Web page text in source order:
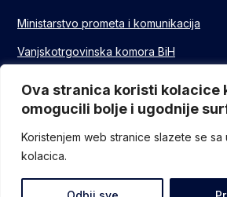
Ova stranica koristi kolacice
omogucili bolje i ugodnije
Koristenjem web stranice slazete se sa
kolacica.
Ministarstvo prometa i komunikacija
Vanjskotrgovinska komora BiH
FUZIP Sarajevo
© Sva prava pridržana - Federalno